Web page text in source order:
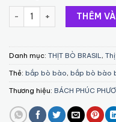
Bắp bò bào - Brazil (cắt
THÊM
Danh mục: THỊT BÒ BRASIL,
Thẻ: bắp bò bào, bắp bò bào
Thương hiệu: BÁCH PHÚC